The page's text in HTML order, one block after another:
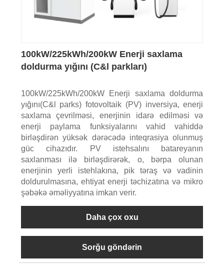
100kW/225kWh/200kW Enerji saxlama
doldurma yığını (C&l parkları)
100kW/225kWh/200kW Enerji saxlama doldurma
yığını(C&l parks) fotovoltaik (PV) inversiya, enerji
saxlama çevrilməsi, enerjinin idarə edilməsi və
enerji paylama funksiyalarını vahid vahiddə
birləşdirən yüksək dərəcədə inteqrasiya olunmuş
güc cihazıdır. PV istehsalını batareyanın
saxlanması ilə birləşdirərək, o, bərpa olunan
enerjinin yerli istehlakına, pik təraş və vadinin
doldurulmasına, ehtiyat enerji təchizatına və mikro
şəbəkə əməliyyatına imkan verir.
Daha çox oxu
Sorğu göndərin